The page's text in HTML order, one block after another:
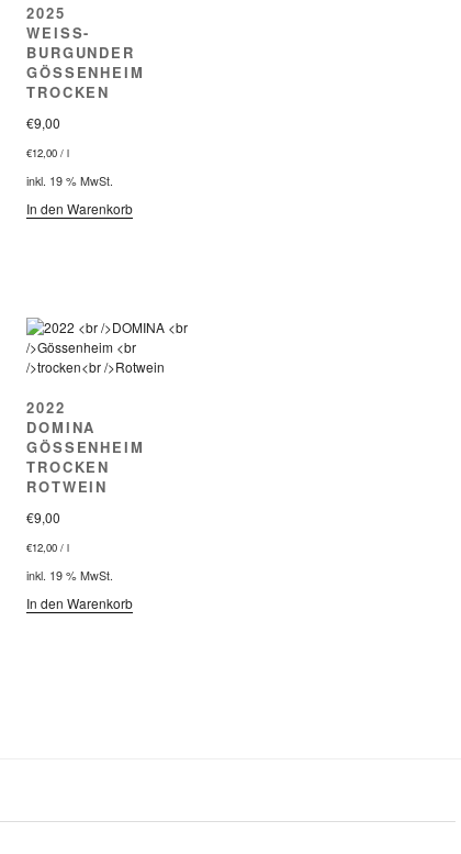
2025
WEISS-
BURGUNDER
GÖSSENHEIM
TROCKEN
€9,00
€12,00/ l
inkl. 19 % MwSt.
In den Warenkorb
2022
DOMINA
GÖSSENHEIM
TROCKEN
ROTWEIN
€9,00
€12,00/ l
inkl. 19 % MwSt.
In den Warenkorb